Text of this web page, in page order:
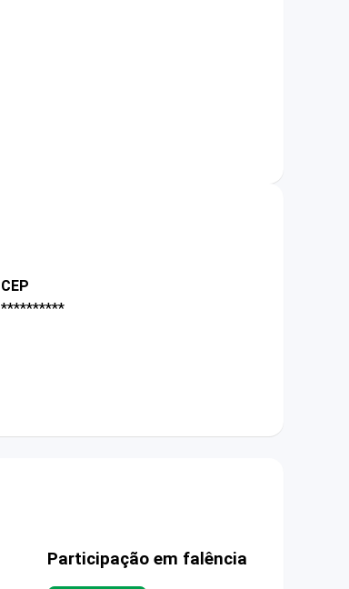
CEP
**********
Participação em falência